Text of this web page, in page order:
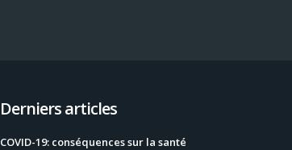
Derniers articles
COVID-19: conséquences sur la santé